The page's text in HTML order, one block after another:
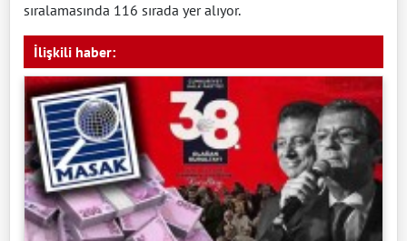
sıralamasında 116 sırada yer alıyor.
İlişkili haber: